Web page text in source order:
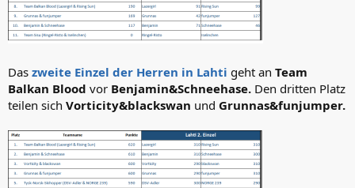
Das zweite Einzel der Herren in Lahti geht an Team
Balkan Blood vor Benjamin&Schneehase. Den dritten Platz
teilen sich Vorticity&blackswan und Grunnas&funjumper.